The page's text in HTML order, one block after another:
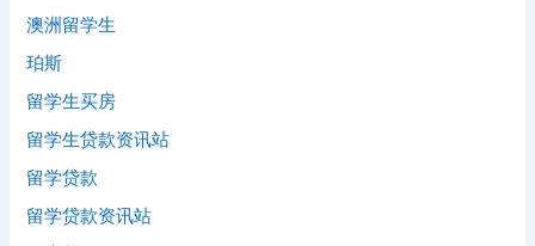
澳洲留学生
珀斯
留学生买房
留学生贷款资讯站
留学贷款
留学贷款资讯站